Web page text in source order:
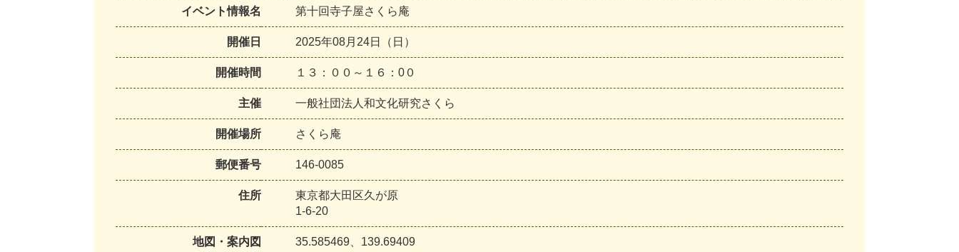
イベント情報名 第十回寺子屋さくら庵
開催日 2025年08月24日（日）
開催時間 １３：００～１６：0０
主催 一般社団法人和文化研究さくら
開催場所 さくら庵
郵便番号 146-0085
住所
東京都大田区久が原
1-6-20
地図・案内図 35.585469、139.69409